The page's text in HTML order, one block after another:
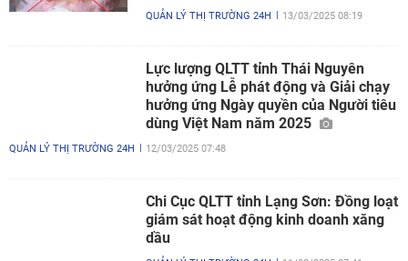
QUẢN LÝ THỊ TRƯỜNG 24H 13/03/2025 08:19
Lực lượng QLTT tỉnh Thái Nguyên
hưởng ứng Lễ phát động và Giải chạy
hưởng ứng Ngày quyền của Người tiêu
dùng Việt Nam năm 2025
QUẢN LÝ THỊ TRƯỜNG 24H 12/03/2025 07:48
Chi Cục QLTT tỉnh Lạng Sơn: Đồng loạt
giám sát hoạt động kinh doanh xăng
dầu